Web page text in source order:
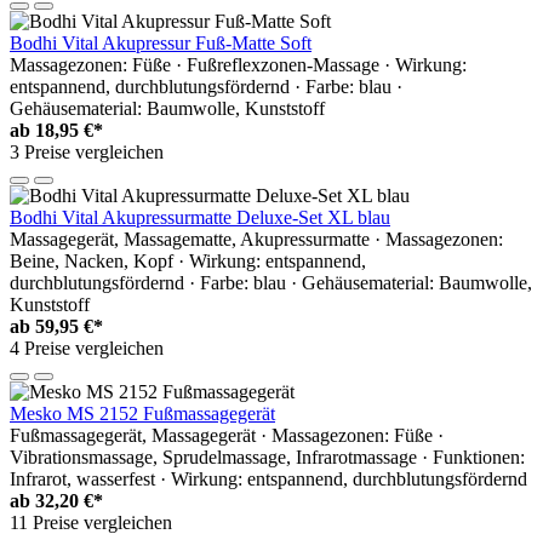
Bodhi Vital Akupressur Fuß-Matte Soft
Massagezonen: Füße · Fußreflexzonen-Massage · Wirkung:
entspannend, durchblutungsfördernd · Farbe: blau ·
Gehäusematerial: Baumwolle, Kunststoff
ab 18,95 €*
3 Preise vergleichen
Bodhi Vital Akupressurmatte Deluxe-Set XL blau
Massagegerät, Massagematte, Akupressurmatte · Massagezonen:
Beine, Nacken, Kopf · Wirkung: entspannend,
durchblutungsfördernd · Farbe: blau · Gehäusematerial: Baumwolle,
Kunststoff
ab 59,95 €*
4 Preise vergleichen
Mesko MS 2152 Fußmassagegerät
Fußmassagegerät, Massagegerät · Massagezonen: Füße ·
Vibrationsmassage, Sprudelmassage, Infrarotmassage · Funktionen:
Infrarot, wasserfest · Wirkung: entspannend, durchblutungsfördernd
ab 32,20 €*
11 Preise vergleichen